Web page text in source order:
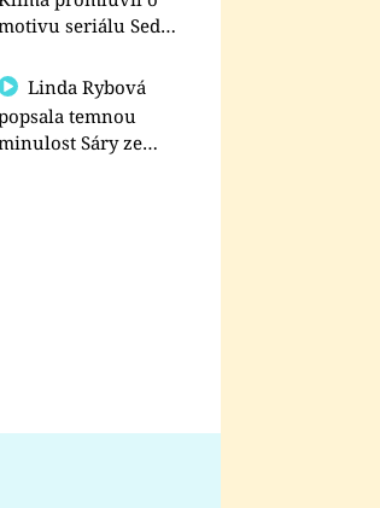
seriálu Sedm
Linda Rybová
temnou
Sáry ze